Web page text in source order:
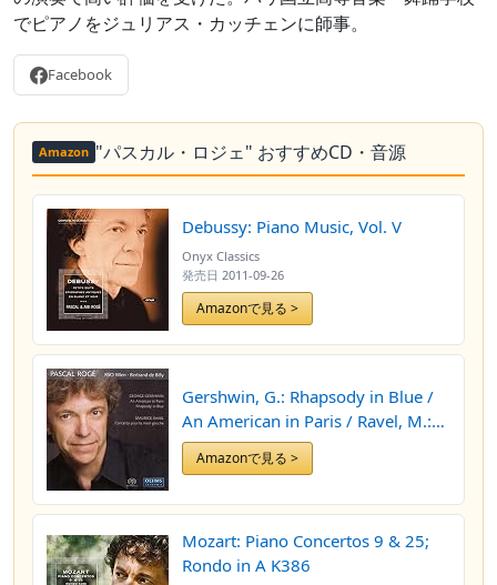
でピアノをジュリアス・カッチェンに師事。
Facebook
Amazon "パスカル・ロジェ" おすすめCD・音源
Debussy: Piano Music, Vol. V
Onyx Classics
発売日 2011-09-26
Amazonで見る >
Gershwin, G.: Rhapsody in Blue /
An American in Paris / Ravel, M.:
Piano Concerto for the Left Hand
Amazonで見る >
Mozart: Piano Concertos 9 & 25;
Rondo in A K386